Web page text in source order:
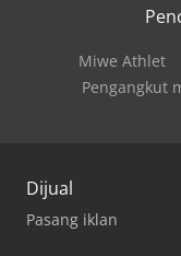
Miwe Athlet
Pengangkut
Dijual
Pasang iklan